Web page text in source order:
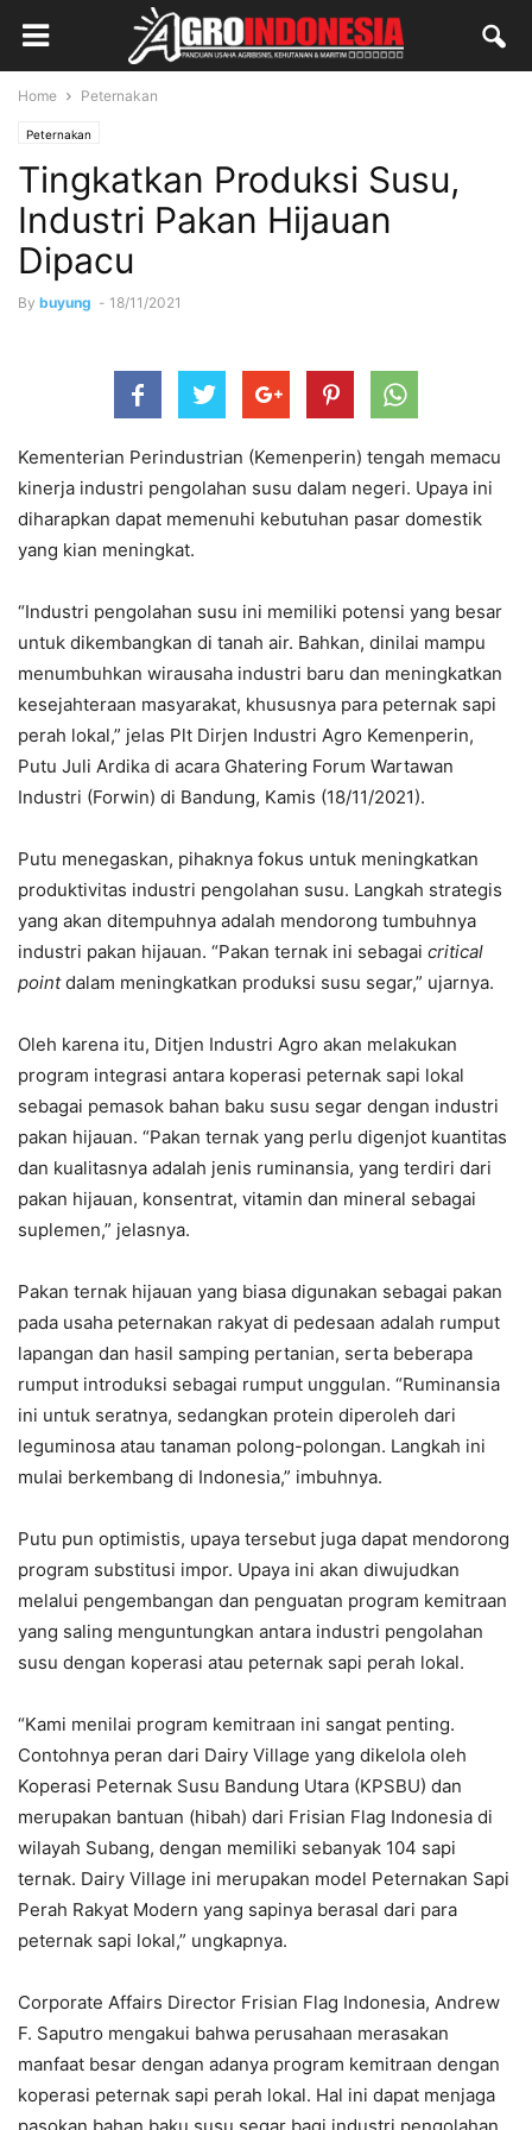
Home Peternakan
Peternakan
Tingkatkan Produksi Susu,
Industri Pakan Hijauan
Dipacu
By buyung - 18/11/2021
Kementerian Perindustrian (Kemenperin) tengah memacu
kinerja industri pengolahan susu dalam negeri. Upaya ini
diharapkan dapat memenuhi kebutuhan pasar domestik
yang kian meningkat.
“Industri pengolahan susu ini memiliki potensi yang besar
untuk dikembangkan di tanah air. Bahkan, dinilai mampu
menumbuhkan wirausaha industri baru dan meningkatkan
kesejahteraan masyarakat, khususnya para peternak sapi
perah lokal,” jelas Plt Dirjen Industri Agro Kemenperin,
Putu Juli Ardika di acara Ghatering Forum Wartawan
Industri (Forwin) di Bandung, Kamis (18/11/2021).
Putu menegaskan, pihaknya fokus untuk meningkatkan
produktivitas industri pengolahan susu. Langkah strategis
yang akan ditempuhnya adalah mendorong tumbuhnya
industri pakan hijauan. “Pakan ternak ini sebagai critical
pointdalam meningkatkan produksi susu segar,” ujarnya.
Oleh karena itu, Ditjen Industri Agro akan melakukan
program integrasi antara koperasi peternak sapi lokal
sebagai pemasok bahan baku susu segar dengan industri
pakan hijauan. “Pakan ternak yang perlu digenjot kuantitas
dan kualitasnya adalah jenis ruminansia, yang terdiri dari
pakan hijauan, konsentrat, vitamin dan mineral sebagai
suplemen,” jelasnya.
Pakan ternak hijauan yang biasa digunakan sebagai pakan
pada usaha peternakan rakyat di pedesaan adalah rumput
lapangan dan hasil samping pertanian, serta beberapa
rumput introduksi sebagai rumput unggulan. “Ruminansia
ini untuk seratnya, sedangkan protein diperoleh dari
leguminosa atau tanaman polong-polongan. Langkah ini
mulai berkembang di Indonesia,” imbuhnya.
Putu pun optimistis, upaya tersebut juga dapat mendorong
program substitusi impor. Upaya ini akan diwujudkan
melalui pengembangan dan penguatan program kemitraan
yang saling menguntungkan antara industri pengolahan
susu dengan koperasi atau peternak sapi perah lokal.
“Kami menilai program kemitraan ini sangat penting.
Contohnya peran dari Dairy Village yang dikelola oleh
Koperasi Peternak Susu Bandung Utara (KPSBU) dan
merupakan bantuan (hibah) dari Frisian Flag Indonesia di
wilayah Subang, dengan memiliki sebanyak 104 sapi
ternak. Dairy Village ini merupakan model Peternakan Sapi
Perah Rakyat Modern yang sapinya berasal dari para
peternak sapi lokal,” ungkapnya.
Corporate Affairs Director Frisian Flag Indonesia, Andrew
F. Saputro mengakui bahwa perusahaan merasakan
manfaat besar dengan adanya program kemitraan dengan
koperasi peternak sapi perah lokal. Hal ini dapat menjaga